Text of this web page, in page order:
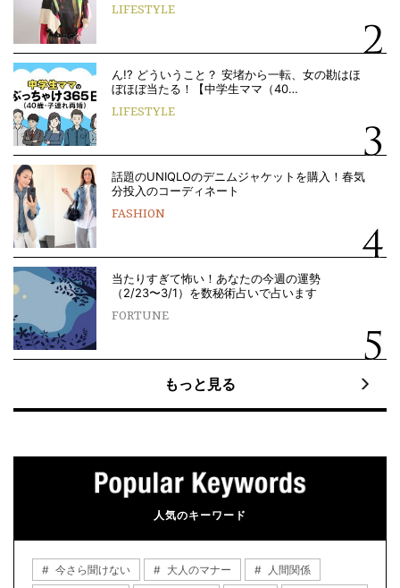
LIFESTYLE
ん!? どういうこと？ 安堵から一転、女の勘はほ
ぼほぼ当たる！【中学生ママ（40…
LIFESTYLE
話題のUNIQLOのデニムジャケットを購入！春気
分投入のコーディネート
FASHION
当たりすぎて怖い！あなたの今週の運勢
（2/23〜3/1）を数秘術占いで占います
FORTUNE
もっと見る
人気のキーワード
今さら聞けない 大人のマナー
人間関係